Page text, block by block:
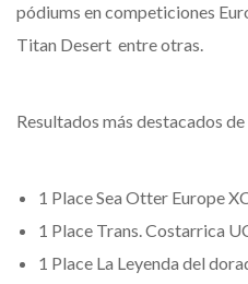
pódiums en competiciones
Titan Desert entre otras.
Resultados más destacados
1 Place Sea Otter Europe
1 Place Trans. Costarrica
1 Place La Leyenda del